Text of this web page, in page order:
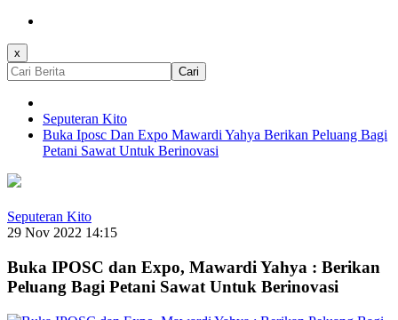
x
Cari
Seputeran Kito
Buka Iposc Dan Expo Mawardi Yahya Berikan Peluang Bagi
Petani Sawat Untuk Berinovasi
Seputeran Kito
29 Nov 2022 14:15
Buka IPOSC dan Expo, Mawardi Yahya : Berikan
Peluang Bagi Petani Sawat Untuk Berinovasi